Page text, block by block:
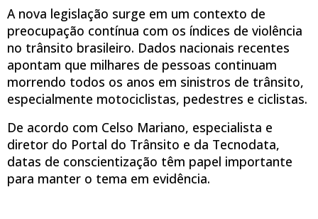
A nova legislação surge em um contexto de
preocupação contínua com os índices de violência
no trânsito brasileiro. Dados nacionais recentes
apontam que milhares de pessoas continuam
morrendo todos os anos em sinistros de trânsito,
especialmente motociclistas, pedestres e ciclistas.
De acordo com Celso Mariano, especialista e
diretor do Portal do Trânsito e da Tecnodata,
datas de conscientização têm papel importante
para manter o tema em evidência.